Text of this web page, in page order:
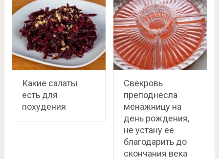
Какие салаты
есть для
похудения
Свекровь
преподнесла
менажницу на
день рождения,
не устану ее
благодарить до
скончания века